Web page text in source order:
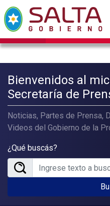
Bienvenidos al
Secretaría de
Noticias, Partes de Prensa,
Videos del Gobierno de la
¿Qué buscás?